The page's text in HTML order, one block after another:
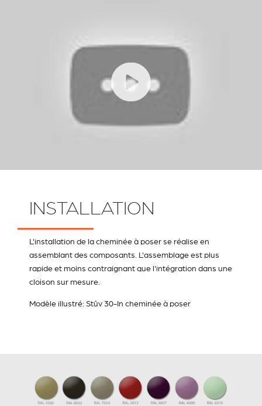
INSTALLATION
L'installation de la cheminée à poser se réalise en
assemblant des composants. L'assemblage est plus
rapide et moins contraignant que l'intégration dans une
cloison sur mesure.
Modèle illustré: Stûv 30-In cheminée à poser